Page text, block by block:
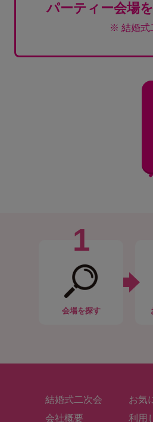
パーティー会場
※ 結婚式
1
会場を探す
結婚式二次会
会社概要
お気
利用